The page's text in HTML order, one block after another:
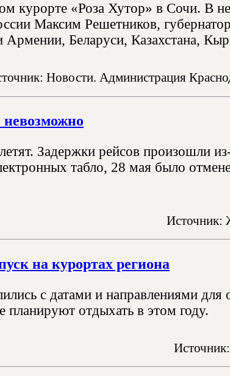
курорте «Роза Хутор» в Сочи. В
Максим Решетников,
Армении, Беларуси, Казахстана,
Новости. Администрация
Задержки рейсов произошли из-
табло, 28 мая было
Источник:
на курортах региона
с датами и направлениями
отдыхать в этом году.